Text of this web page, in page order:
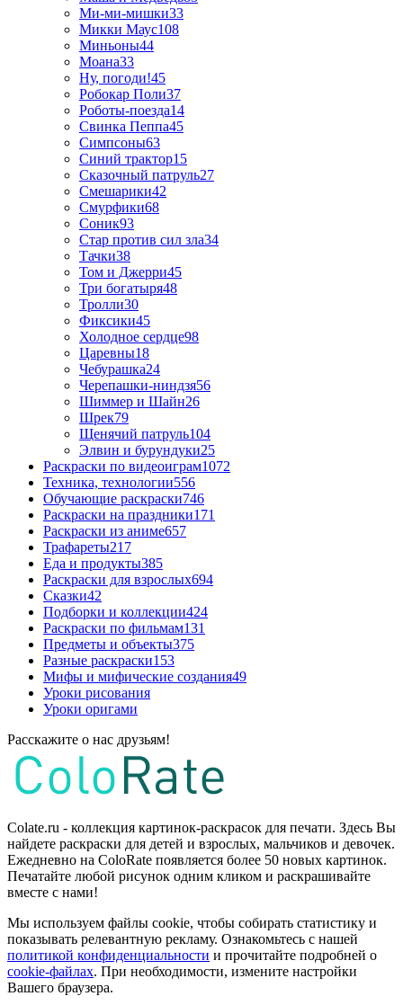
Ми-ми-мишки33
Микки Маус108
Миньоны44
Моана33
Ну, погоди!45
Робокар Поли37
Роботы-поезда14
Свинка Пеппа45
Симпсоны63
Синий трактор15
Сказочный патруль27
Смешарики42
Смурфики68
Соник93
Стар против сил зла34
Тачки38
Том и Джерри45
Три богатыря48
Тролли30
Фиксики45
Холодное сердце98
Царевны18
Чебурашка24
Черепашки-ниндзя56
Шиммер и Шайн26
Шрек79
Щенячий патруль104
Элвин и бурундуки25
Раскраски по видеоиграм1072
Техника, технологии556
Обучающие раскраски746
Раскраски на праздники171
Раскраски из аниме657
Трафареты217
Еда и продукты385
Раскраски для взрослых694
Сказки42
Подборки и коллекции424
Раскраски по фильмам131
Предметы и объекты375
Разные раскраски153
Мифы и мифические создания49
Уроки рисования
Уроки оригами
Расскажите о нас друзьям!
Colate.ru - коллекция картинок-раскрасок для печати. Здесь Вы
найдете раскраски для детей и взрослых, мальчиков и девочек.
Ежедневно на ColoRate появляется более 50 новых картинок.
Печатайте любой рисунок одним кликом и раскрашивайте
вместе с нами!
Мы используем файлы cookie, чтобы собирать статистику и
показывать релевантную рекламу. Ознакомьтесь с нашей
политикой конфиденциальности и прочитайте подробней о
cookie-файлах. При необходимости, измените настройки
Вашего браузера.